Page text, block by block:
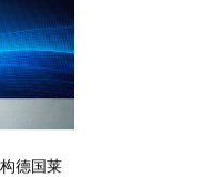
德国莱